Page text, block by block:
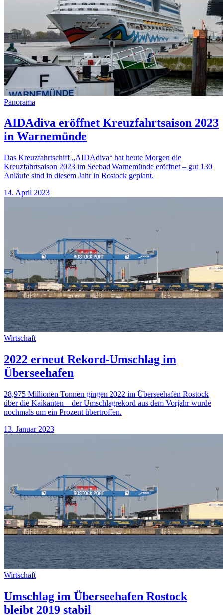
Panorama
AIDAdiva eröffnet Kreuzfahrtsaison 2023
in Warnemünde
Das Kreuzfahrtschiff „AIDAdiva“ hat heute Morgen die
Kreuzfahrtsaison 2023 im Seebad Warnemünde eröffnet – gut 130
Anläufe sind in diesem Jahr in Rostock geplant.
14. April 2023
Wirtschaft
2022 erneut Rekord-Umschlag im
Überseehafen
28,975 Millionen Tonnen gingen 2022 im Überseehafen Rostock
über die Kaikanten – der Umschlagrekord aus dem Vorjahr wurde
nochmals um ein Prozent übertroffen.
13. Januar 2023
Wirtschaft
Umschlag im Überseehafen Rostock
bleibt 2019 stabil